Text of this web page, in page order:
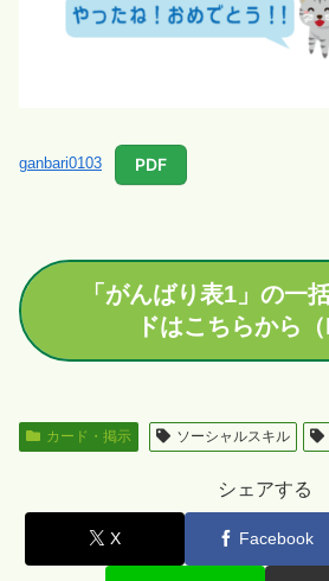
ganbari0103 PDF
「がんばり表1」の一
ドはこちらから（
カード・掲示 ソーシャルスキル
シェアする
X Facebook